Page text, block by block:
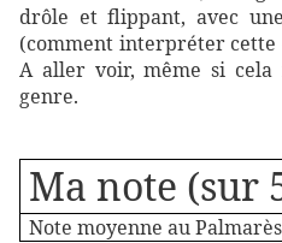
drôle et flippant, avec
(comment interpréter cette
A aller voir, même si
genre.
Ma note (sur
Note moyenne au